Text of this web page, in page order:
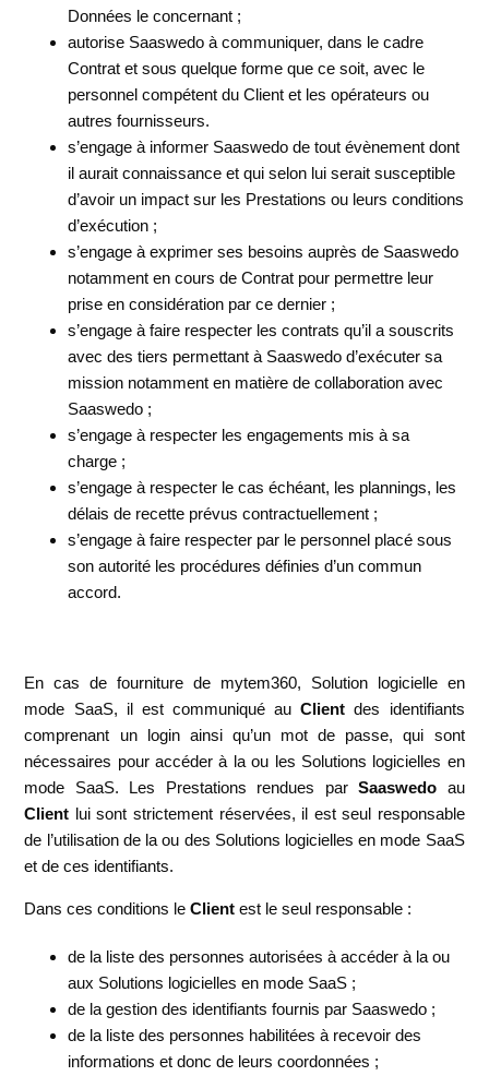
Données le concernant ;
autorise Saaswedo à communiquer, dans le cadre
Contrat et sous quelque forme que ce soit, avec le
personnel compétent du Client et les opérateurs ou
autres fournisseurs.
s’engage à informer Saaswedo de tout évènement dont
il aurait connaissance et qui selon lui serait susceptible
d’avoir un impact sur les Prestations ou leurs conditions
d’exécution ;
s’engage à exprimer ses besoins auprès de Saaswedo
notamment en cours de Contrat pour permettre leur
prise en considération par ce dernier ;
s’engage à faire respecter les contrats qu’il a souscrits
avec des tiers permettant à Saaswedo d’exécuter sa
mission notamment en matière de collaboration avec
Saaswedo ;
s’engage à respecter les engagements mis à sa
charge ;
s’engage à respecter le cas échéant, les plannings, les
délais de recette prévus contractuellement ;
s’engage à faire respecter par le personnel placé sous
son autorité les procédures définies d’un commun
accord.
En cas de fourniture de mytem360, Solution logicielle en
mode SaaS, il est communiqué auClient des identifiants
comprenant un login ainsi qu’un mot de passe, qui sont
nécessaires pour accéder à la ou les Solutions logicielles en
mode SaaS. Les Prestations rendues parSaaswedo au
Client lui sont strictement réservées, il est seul responsable
de l’utilisation de la ou des Solutions logicielles en mode SaaS
et de ces identifiants.
Dans ces conditions leClient est le seul responsable :
de la liste des personnes autorisées à accéder à la ou
aux Solutions logicielles en mode SaaS ;
de la gestion des identifiants fournis par Saaswedo ;
de la liste des personnes habilitées à recevoir des
informations et donc de leurs coordonnées ;